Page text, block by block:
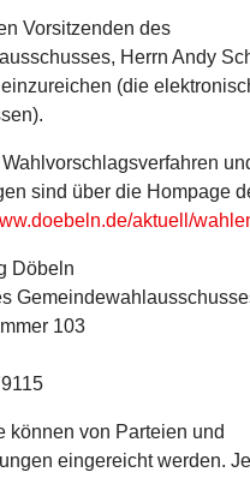
Vorsitzenden des
Herrn Andy
(die
sind über die Hompage
aktuell/
Döbeln
103
können von Parteien und
eingereicht werden.